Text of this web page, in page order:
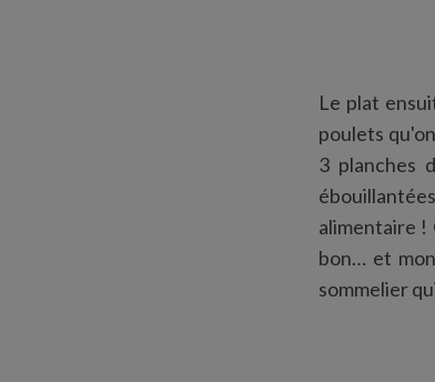
Le plat
poulets
3 planches
alimentaire !
bon… et
sommelier